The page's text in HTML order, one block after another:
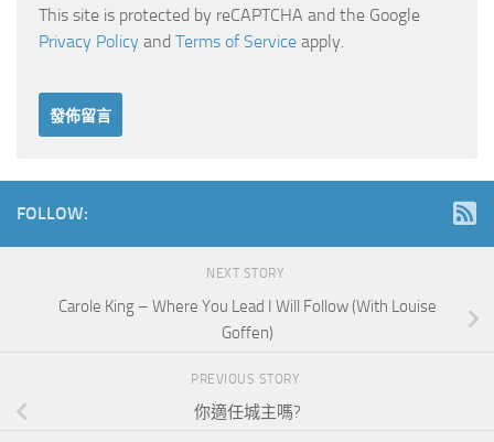
This site is protected by reCAPTCHA and the Google
Privacy Policy and Terms of Service apply.
FOLLOW:
NEXT STORY
Carole King – Where You Lead I Will Follow (With Louise
Goffen)
PREVIOUS STORY
你適任城主嗎?